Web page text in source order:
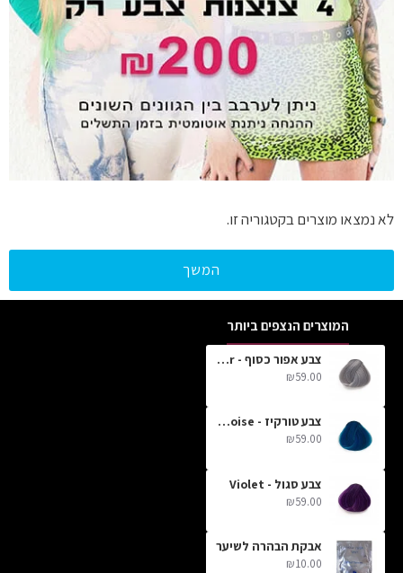
לא נמצאו מוצרים בקטגוריה זו.
המשך
המוצרים הנצפים ביותר
צבע אפור כסוף - Silver
₪59.00
צבע טורקיז - Turquoise
₪59.00
צבע סגול - Violet
₪59.00
אבקת הבהרה לשיער
₪10.00